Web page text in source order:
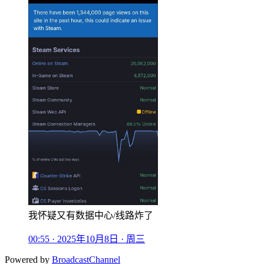
我怀疑又有数据中心/线路炸了
00:55 · 2025年10月8日 · 周三
Powered by BroadcastChannel